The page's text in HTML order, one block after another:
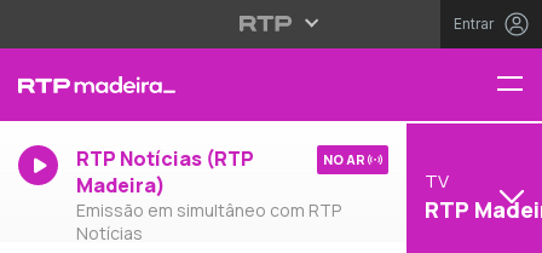
Entrar
RTP Notícias (RTP
Madeira)
Emissão em simultâneo com RTP
Notícias
NO AR
TV
RTP